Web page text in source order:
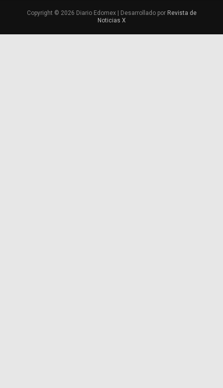
Copyright © 2026 Diario Edomex | Desarrollado por Revista de
Noticias X